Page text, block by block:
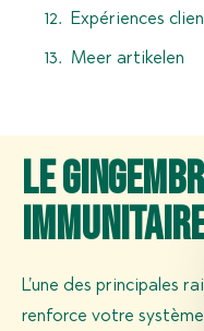
Expériences
Meer artikelen
Le
L’une des principales
renforce votre